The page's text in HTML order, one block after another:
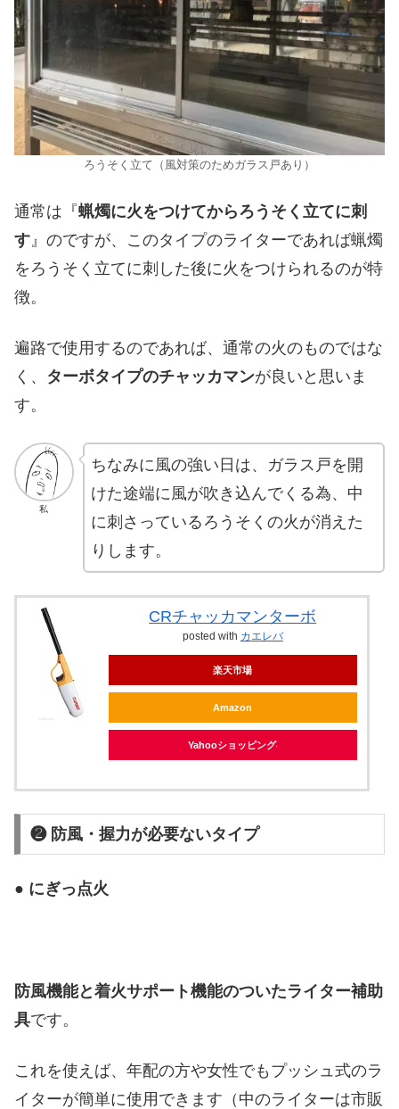
ろうそく立て（風対策のためガラス戸あり）
通常は『蝋燭に火をつけてからろうそく立てに刺
す』のですが、このタイプのライターであれば蝋燭
をろうそく立てに刺した後に火をつけられるのが特
徴。
遍路で使用するのであれば、通常の火のものではな
く、 ターボタイプのチャッカマンが良いと思いま
す。
私
ちなみに風の強い日は、ガラス戸を開
けた途端に風が吹き込んでくる為、中
に刺さっているろうそくの火が消えた
りします。
CRチャッカマンターボ
posted with カエレバ
楽天市場
Amazon
Yahooショッピング
❷ 防風・握力が必要ないタイプ
● にぎっ点火
防風機能と着火サポート機能のついたライター補助
具です。
これを使えば、年配の方や女性でもプッシュ式のラ
イターが簡単に使用できます（中のライターは市販